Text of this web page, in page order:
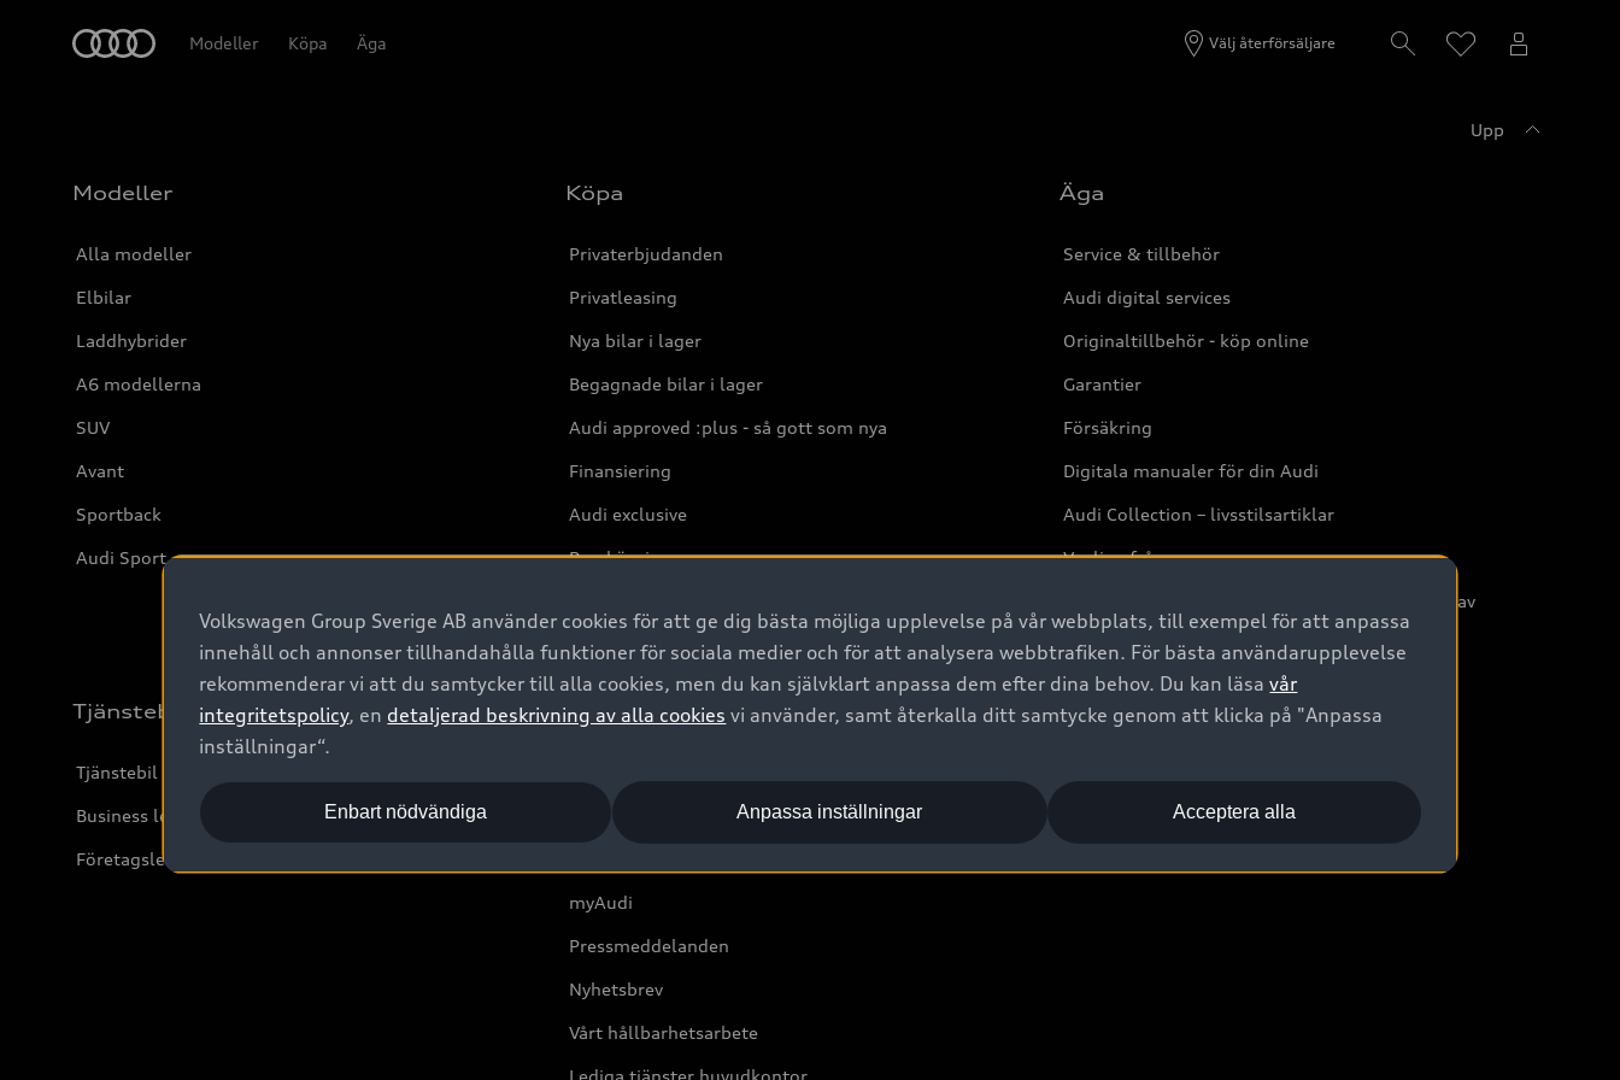
Modeller Köpa Äga Välj återförsäljare
Upp
Modeller
Alla modeller
Elbilar
Laddhybrider
A6 modellerna
SUV
Avant
Sportback
Audi Sport
Köpa
Privaterbjudanden
Privatleasing
Nya bilar i lager
Begagnade bilar i lager
Audi approved :plus - så gott som nya
Finansiering
Audi exclusive
Provkörning
Äga
Service & tillbehör
Audi digital services
Originaltillbehör - köp online
Garantier
Försäkring
Digitala manualer för din Audi
Audi Collection – livsstilsartiklar
Vanliga frågor
2G/3G nätet stängs ned - Hur påverkas min bil av
detta?
Tjänstebil
Tjänstebil
Business lease online
Företagsleasing
Om Audi Sverige
Boka Service online
myAudi
Pressmeddelanden
Nyhetsbrev
Vårt hållbarhetsarbete
Lediga tjänster huvudkontor
Volkswagen Group Sverige AB använder cookies för att ge dig bästa möjliga upplevelse på vår webbplats, till exempel för att anpassa
innehåll och annonser tillhandahålla funktioner för sociala medier och för att analysera webbtrafiken. För bästa användarupplevelse
rekommenderar vi att du samtycker till alla cookies, men du kan självklart anpassa dem efter dina behov. Du kan läsavår
integritetspolicy, en detaljerad beskrivning av alla cookies vi använder, samt återkalla ditt samtycke genom att klicka på "Anpassa
inställningar“.
Acceptera alla
Enbart nödvändiga Anpassa inställningar